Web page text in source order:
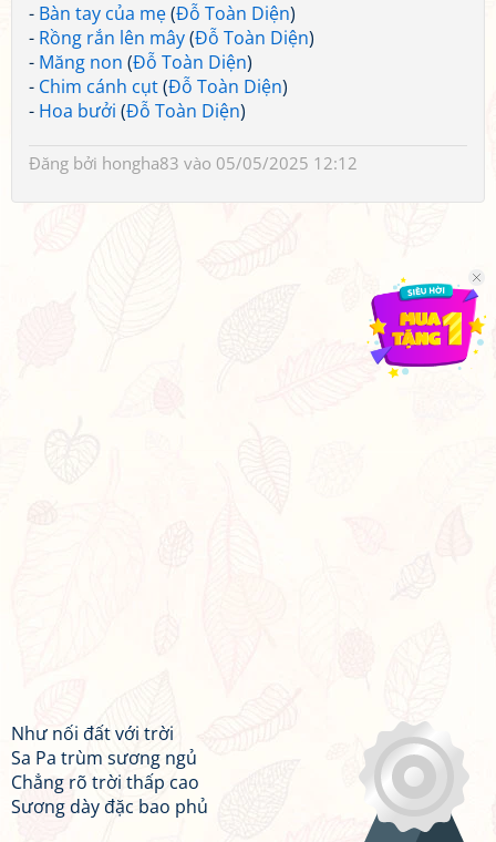
- Bàn tay của mẹ(Đỗ Toàn Diện)
- Rồng rắn lên mây(Đỗ Toàn Diện)
- Măng non (Đỗ Toàn Diện)
- Chim cánh cụt(Đỗ Toàn Diện)
- Hoa bưởi (Đỗ Toàn Diện)
Đăng bởi hongha83 vào 05/05/2025 12:12
Như nối đất với trời
Sa Pa trùm sương ngủ
Chẳng rõ trời thấp cao
Sương dày đặc bao phủ